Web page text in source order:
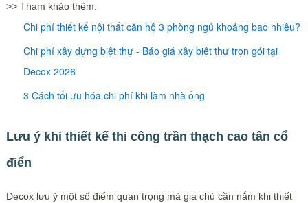
>> Tham khảo thêm:
Chi phí thiết kế nội thất căn hộ 3 phòng ngủ khoảng bao nhiêu?
Chi phí xây dựng biệt thự - Báo giá xây biệt thự trọn gói tại
Decox 2026
3 Cách tối ưu hóa chi phí khi làm nhà ống
Lưu ý khi thiết kế thi công trần thạch cao tân cổ
điển
Decox lưu ý một số điểm quan trọng mà gia chủ cần nắm khi thiết